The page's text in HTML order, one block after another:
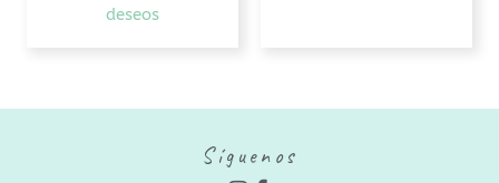
deseos
Síguenos